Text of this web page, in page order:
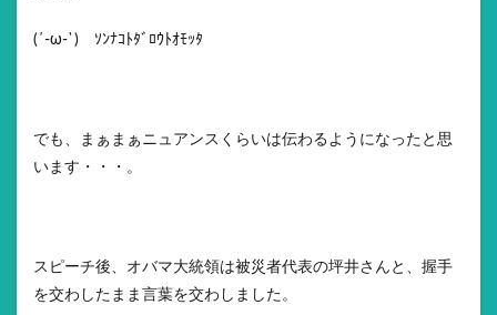
(´-ω-`) ｿﾝﾅｺﾄﾀﾞﾛｳﾄｵﾓｯﾀ
でも、まぁまぁニュアンスくらいは伝わるようになったと思
います・・・。
スピーチ後、オバマ大統領は被災者代表の坪井さんと、握手
を交わしたまま言葉を交わしました。